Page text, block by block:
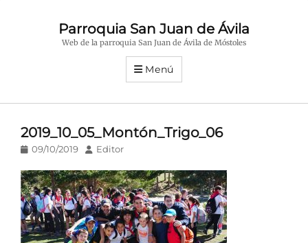
Parroquia San Juan de Ávila
Web de la parroquia San Juan de Ávila de Móstoles
Menú
2019_10_05_Montón_Trigo_06
Publicado
09/10/2019 AutorEditor